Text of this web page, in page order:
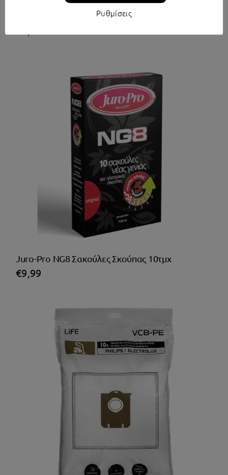
Juro-Pro NG7 Σακούλες Σκούπας 10τμχ
Juro-Pro NG8 Σακούλες Σκούπας 10τμχ
€9,99
Ρυθμίσεις